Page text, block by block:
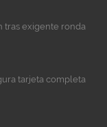
tras exigente ronda
tarjeta completa